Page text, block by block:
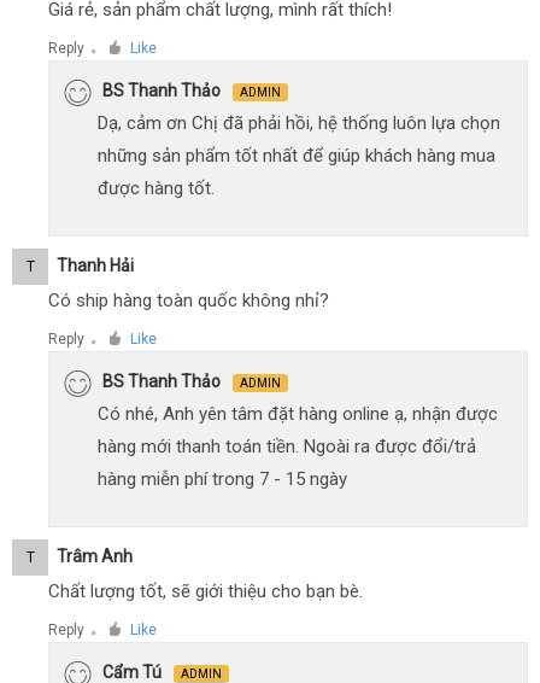
Giá rẻ, sản phẩm chất lượng, mình rất thích!
Reply ● Like
BS Thanh Thảo ADMIN
Dạ, cảm ơn Chị đã phải hồi, hệ thống luôn lựa chọn
những sản phẩm tốt nhất để giúp khách hàng mua
được hàng tốt.
T Thanh Hải
Có ship hàng toàn quốc không nhỉ?
Reply ● Like
BS Thanh Thảo ADMIN
Có nhé, Anh yên tâm đặt hàng online ạ, nhận được
hàng mới thanh toán tiền. Ngoài ra được đổi/trả
hàng miễn phí trong 7 - 15 ngày
T Trâm Anh
Chất lượng tốt, sẽ giới thiệu cho bạn bè.
Reply ● Like
Cẩm Tú ADMIN